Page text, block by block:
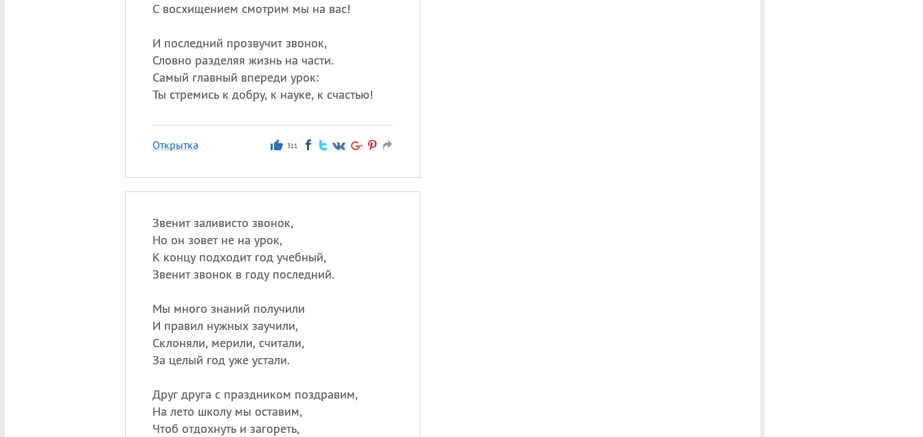
С восхищением смотрим мы на вас!
И последний прозвучит звонок,
Словно разделяя жизнь на части.
Самый главный впереди урок:
Ты стремись к добру, к науке, к счастью!
Открытка 311
Звенит заливисто звонок,
Но он зовет не на урок,
К концу подходит год учебный,
Звенит звонок в году последний.
Мы много знаний получили
И правил нужных заучили,
Склоняли, мерили, считали,
За целый год уже устали.
Друг друга с праздником поздравим,
На лето школу мы оставим,
Чтоб отдохнуть и загореть,